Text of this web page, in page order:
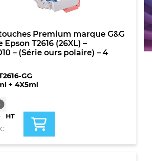
Premium marque G&G
T2616 (26XL) –
– (Série ours polaire) – 4
GG
+ 4X5ml
HT